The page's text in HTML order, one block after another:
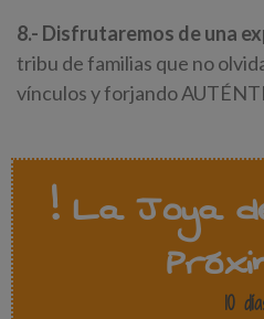
8.- Disfrutaremos de una
tribu de familias que no
vínculos y forjando
! La Joya
10